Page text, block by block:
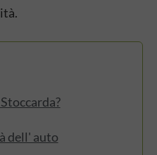
dell' auto